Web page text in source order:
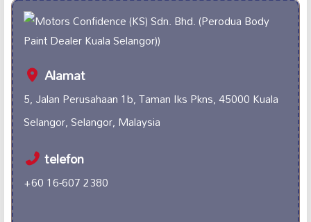
Alamat
5, Jalan Perusahaan 1b, Taman Iks Pkns, 45000 Kuala
Selangor, Selangor, Malaysia
telefon
+60 16-607 2380